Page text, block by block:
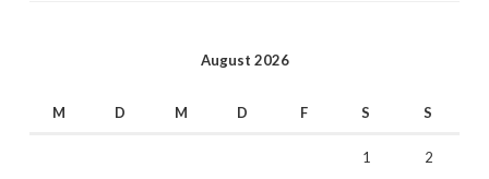
August 2026
M D M D F S S
1 2